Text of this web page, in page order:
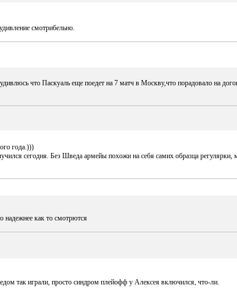
смотрибельно.
что Паскуаль еще поедет на 7 матч в Москву,что порадовало на
года.)))
сегодня. Без Шведа армейы похожи на себя самих образца регулярки,
надежнее как то смотрются
так играли, просто синдром плейофф у Алексея включился, что-ли.